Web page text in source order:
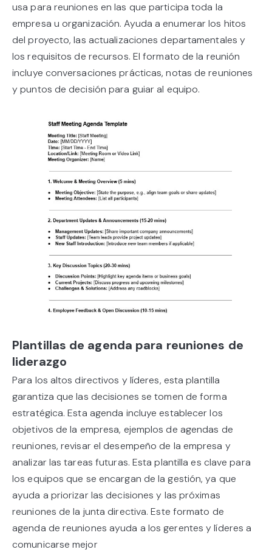
usa para reuniones en las que participa toda la
empresa u organización. Ayuda a enumerar los hitos
del proyecto, las actualizaciones departamentales y
los requisitos de recursos. El formato de la reunión
incluye conversaciones prácticas, notas de reuniones
y puntos de decisión para guiar al equipo.
Plantillas de agenda para reuniones de
liderazgo
Para los altos directivos y líderes, esta plantilla
garantiza que las decisiones se tomen de forma
estratégica. Esta agenda incluye establecer los
objetivos de la empresa, ejemplos de agendas de
reuniones, revisar el desempeño de la empresa y
analizar las tareas futuras. Esta plantilla es clave para
los equipos que se encargan de la gestión, ya que
ayuda a priorizar las decisiones y las próximas
reuniones de la junta directiva. Este formato de
agenda de reuniones ayuda a los gerentes y líderes a
comunicarse mejor